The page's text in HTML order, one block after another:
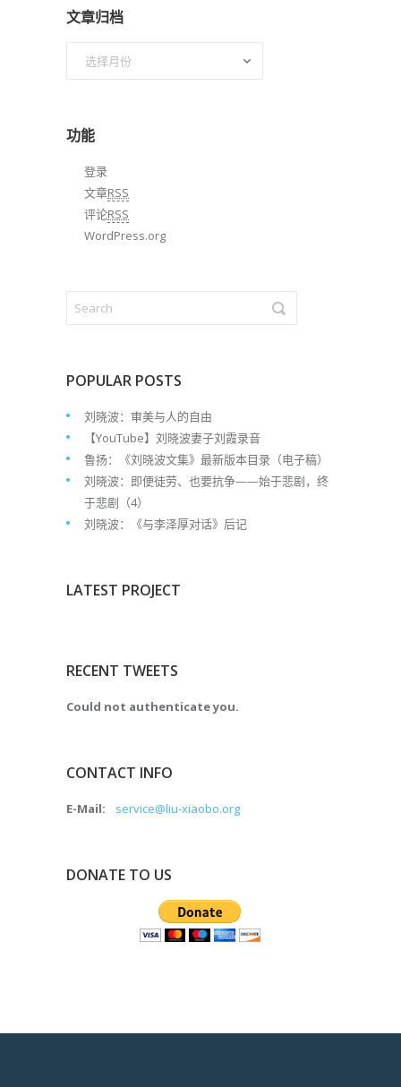
文章归档
功能
登录
文章RSS
评论RSS
WordPress.org
POPULAR POSTS
刘晓波：审美与人的自由
【YouTube】刘晓波妻子刘霞录音
鲁扬：《刘晓波文集》最新版本目录（电子稿）
刘晓波：即便徒劳、也要抗争——始于悲剧，终
于悲剧（4）
刘晓波：《与李泽厚对话》后记
LATEST PROJECT
RECENT TWEETS
Could not authenticate you.
CONTACT INFO
E-Mail: service@liu-xiaobo.org
DONATE TO US